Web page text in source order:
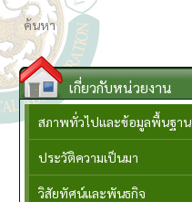
เกี่ยวกับหน่วยงาน
สภาพทั่วไปและข้อมูลพื้นฐาน
ประวัติความเป็นมา
วิสัยทัศน์และพันธกิจ